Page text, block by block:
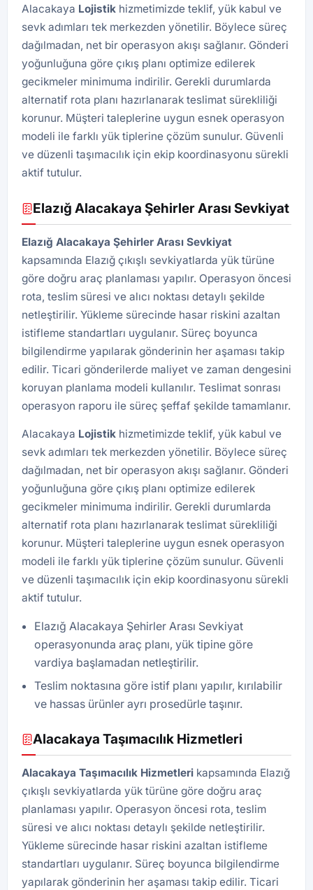
Alacakaya Lojistik hizmetimizde teklif, yük kabul ve
sevk adımları tek merkezden yönetilir. Böylece süreç
dağılmadan, net bir operasyon akışı sağlanır. Gönderi
yoğunluğuna göre çıkış planı optimize edilerek
gecikmeler minimuma indirilir. Gerekli durumlarda
alternatif rota planı hazırlanarak teslimat sürekliliği
korunur. Müşteri taleplerine uygun esnek operasyon
modeli ile farklı yük tiplerine çözüm sunulur. Güvenli
ve düzenli taşımacılık için ekip koordinasyonu sürekli
aktif tutulur.
Elazığ Alacakaya Şehirler Arası Sevkiyat
Elazığ Alacakaya Şehirler Arası Sevkiyat
kapsamında Elazığ çıkışlı sevkiyatlarda yük türüne
göre doğru araç planlaması yapılır. Operasyon öncesi
rota, teslim süresi ve alıcı noktası detaylı şekilde
netleştirilir. Yükleme sürecinde hasar riskini azaltan
istifleme standartları uygulanır. Süreç boyunca
bilgilendirme yapılarak gönderinin her aşaması takip
edilir. Ticari gönderilerde maliyet ve zaman dengesini
koruyan planlama modeli kullanılır. Teslimat sonrası
operasyon raporu ile süreç şeffaf şekilde tamamlanır.
Alacakaya Lojistik hizmetimizde teklif, yük kabul ve
sevk adımları tek merkezden yönetilir. Böylece süreç
dağılmadan, net bir operasyon akışı sağlanır. Gönderi
yoğunluğuna göre çıkış planı optimize edilerek
gecikmeler minimuma indirilir. Gerekli durumlarda
alternatif rota planı hazırlanarak teslimat sürekliliği
korunur. Müşteri taleplerine uygun esnek operasyon
modeli ile farklı yük tiplerine çözüm sunulur. Güvenli
ve düzenli taşımacılık için ekip koordinasyonu sürekli
aktif tutulur.
Elazığ Alacakaya Şehirler Arası Sevkiyat
operasyonunda araç planı, yük tipine göre
vardiya başlamadan netleştirilir.
Teslim noktasına göre istif planı yapılır, kırılabilir
ve hassas ürünler ayrı prosedürle taşınır.
Alacakaya Taşımacılık Hizmetleri
Alacakaya Taşımacılık Hizmetleri kapsamında Elazığ
çıkışlı sevkiyatlarda yük türüne göre doğru araç
planlaması yapılır. Operasyon öncesi rota, teslim
süresi ve alıcı noktası detaylı şekilde netleştirilir.
Yükleme sürecinde hasar riskini azaltan istifleme
standartları uygulanır. Süreç boyunca bilgilendirme
yapılarak gönderinin her aşaması takip edilir. Ticari